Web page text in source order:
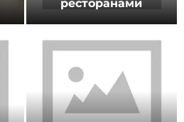
ресторанами